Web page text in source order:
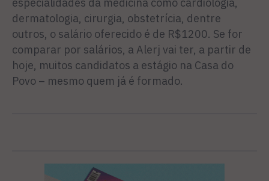
dermatologia, cirurgia, obstetrícia, dentre
outros, o salário oferecido é de R$1200. Se for
comparar por salários, a Alerj vai ter, a partir de
hoje, muitos candidatos a estágio na Casa do
Povo – mesmo quem já é formado.